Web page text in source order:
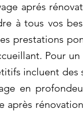
aprés
à tous vos
prestations
Pour
incluent des
en
après